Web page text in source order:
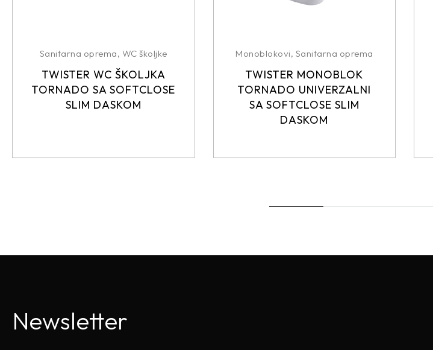
Sanitarna oprema, WC školjke
TWISTER WC ŠKOLJKA
TORNADO SA SOFTCLOSE
SLIM DASKOM
Monoblokovi, Sanitarna oprema
TWISTER MONOBLOK
TORNADO UNIVERZALNI
SA SOFTCLOSE SLIM
DASKOM
Newsletter